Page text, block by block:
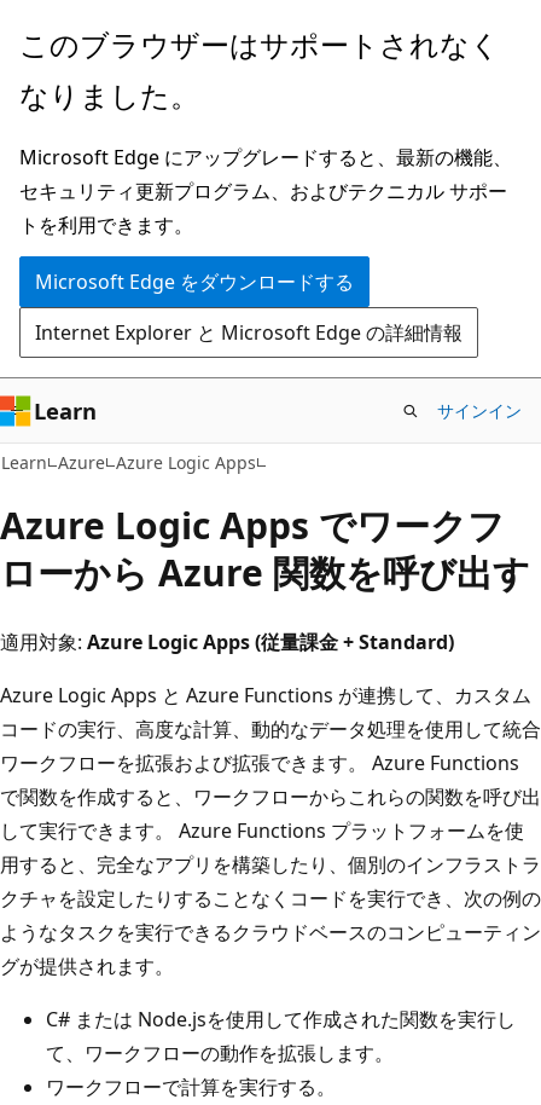
メ
ン
ン
テ
ン
ツ
に
ス
キ
ッ
プ
このブラウザーはサポートされなく
なりました。
Microsoft Edge にアップグレードすると、最新の機能、
セキュリティ更新プログラム、およびテクニカル サポー
トを利用できます。
Microsoft Edge をダウンロードする
Internet Explorer と Microsoft Edge の詳細情報
Learn サインイン
Learn Azure Azure Logic Apps
Azure Logic Apps でワークフ
ローから Azure 関数を呼び出す
適用対象: Azure Logic Apps (従量課金 + Standard)
Azure Logic Apps と Azure Functions が連携して、カスタム
コードの実行、高度な計算、動的なデータ処理を使用して統合
ワークフローを拡張および拡張できます。 Azure Functions
で関数を作成すると、ワークフローからこれらの関数を呼び出
して実行できます。 Azure Functions プラットフォームを使
用すると、完全なアプリを構築したり、個別のインフラストラ
クチャを設定したりすることなくコードを実行でき、次の例の
ようなタスクを実行できるクラウドベースのコンピューティン
グが提供されます。
C# または Node.jsを使用して作成された関数を実行し
て、ワークフローの動作を拡張します。
ワークフローで計算を実行する。